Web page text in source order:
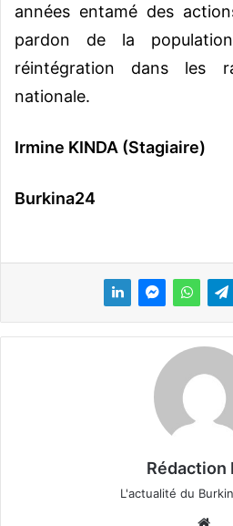
années entamé des
pardon de la
réintégration dans les
nationale.
Irmine KINDA (Stagiaire)
Burkina24
Rédaction
L'actualité du